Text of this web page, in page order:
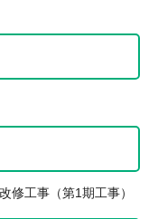
修工事（第1期工事）